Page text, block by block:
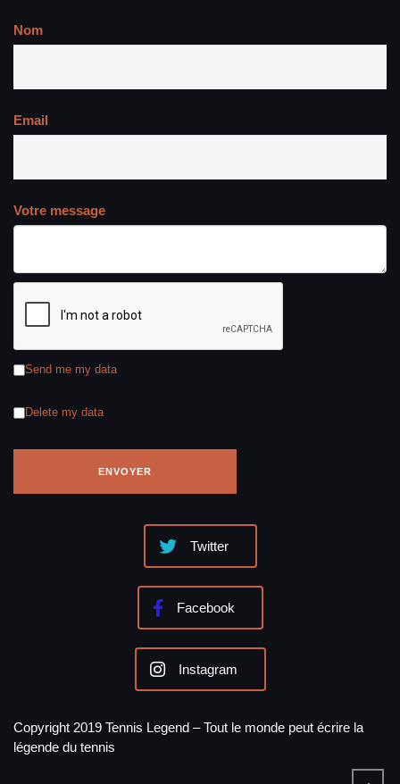
Nom
Email
Votre message
Send me my data
Delete my data
Twitter
Facebook
Instagram
Copyright 2019 Tennis Legend – Tout le monde peut écrire la
légende du tennis